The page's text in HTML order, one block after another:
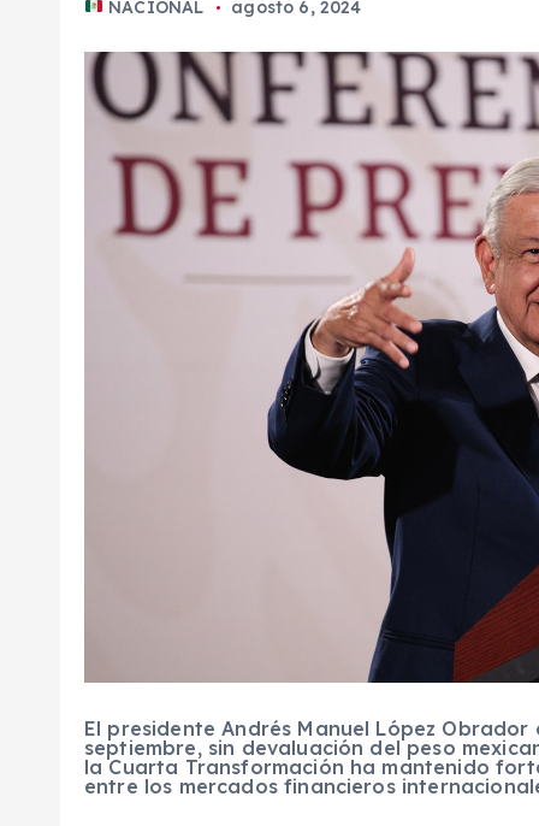
NACIONAL agosto 6, 2024
El presidente Andrés Manuel López
septiembre, sin devaluación del peso
la Cuarta Transformación ha mantenido
entre los mercados financieros